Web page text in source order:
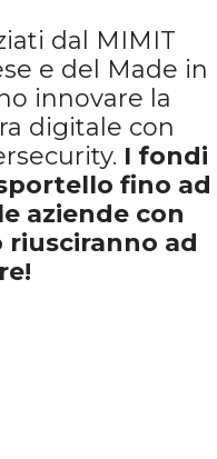
dal MIMIT
e del Made in
innovare la
digitale con
I fondi
fino ad
aziende con
ad